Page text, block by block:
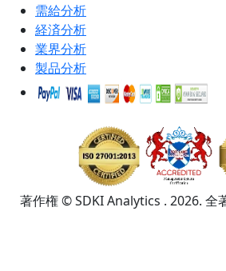
需給分析
経済分析
業界分析
製品分析
著作権 © SDKI Analytics . 2026. 全